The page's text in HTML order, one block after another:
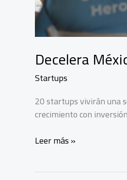
Decelera
Startups
20 startups vivirán una
crecimiento con
Decelera
Leer más »